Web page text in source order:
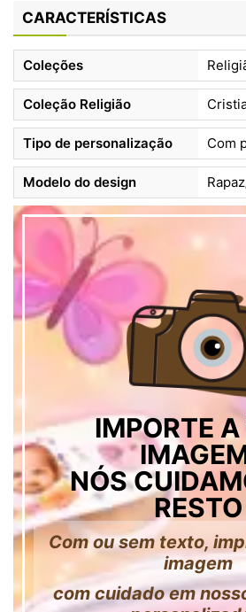
CARACTERÍSTICAS
Coleções
Coleção Religião
Tipo de personalização Com
Modelo do design
IMPORTE
NÓS
RESTO
Com ou sem texto,
imagem
com cuidado em